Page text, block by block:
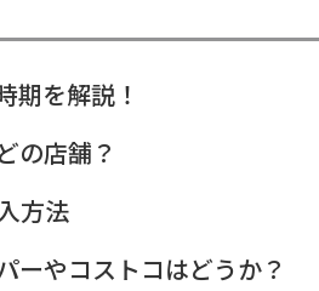
期を解説！
の店舗？
方法
ーやコストコはどうか？